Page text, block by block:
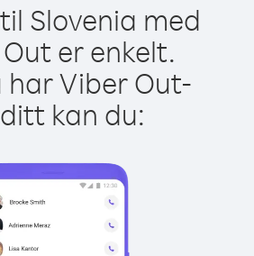
Slovenia med
er enkelt.
har Viber Out-
kan du: